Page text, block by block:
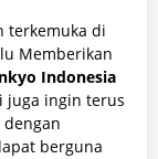
terkemuka di
Memberikan
Indonesia
juga ingin terus
berguna